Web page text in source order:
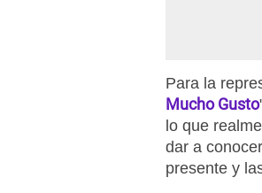
Para la
Mucho Gusto
lo que
dar a
presente y